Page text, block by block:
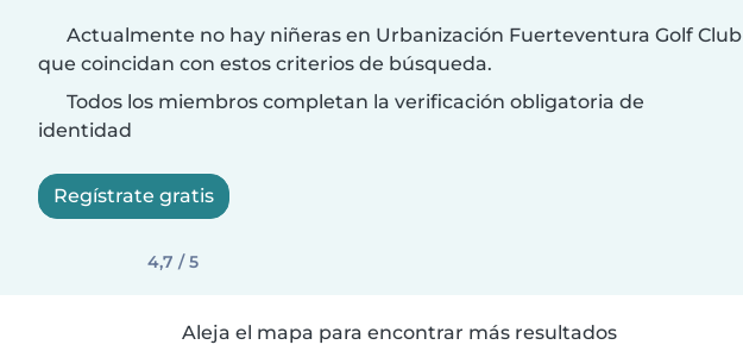
Actualmente no hay niñeras en Urbanización Fuerteventura Golf Club
que coincidan con estos criterios de búsqueda.
Todos los miembros completan la verificación obligatoria de
identidad
Regístrate gratis
4,7 / 5
Aleja el mapa para encontrar más resultados